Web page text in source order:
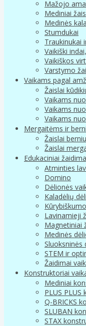
Mažojo
Mediniai
Medinės
Stumdukai
Traukinukai
Vaikiški
Vaikiškos
Varstymo
Vaikams pagal
Žaislai
Vaikams
Vaikams
Vaikams
Mergaitėms ir
Žaislai
Žaislai
Edukaciniai
Atminties
Domino
Dėlionės
Kaladėlių
Lavinamieji
Magnetiniai
Medinės
Sluoksninės
STEM ir
Žaidimai
Konstruktoriai
Mediniai
PLUS
Q-BRICKS
SLUBAN
STAX